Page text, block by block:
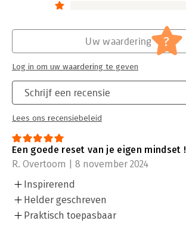
Schrijf een recensie
Lees ons recensiebeleid
Uw waardering ?
Log in om uw waardering te geven
Een goede reset van je eigen mindset !
R. Overtoom | 8 november 2024
Inspirerend
Helder geschreven
Praktisch toepasbaar